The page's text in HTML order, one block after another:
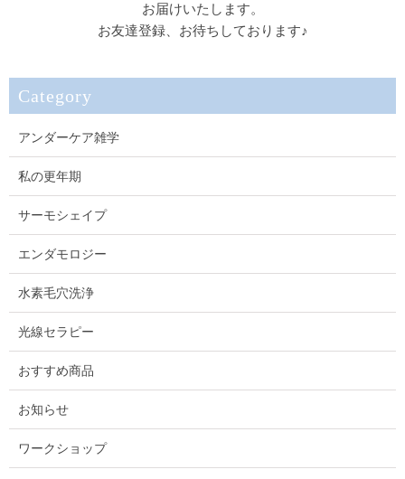
お届けいたします。
お友達登録、お待ちしております♪
Category
アンダーケア雑学
私の更年期
サーモシェイプ
エンダモロジー
水素毛穴洗浄
光線セラピー
おすすめ商品
お知らせ
ワークショップ